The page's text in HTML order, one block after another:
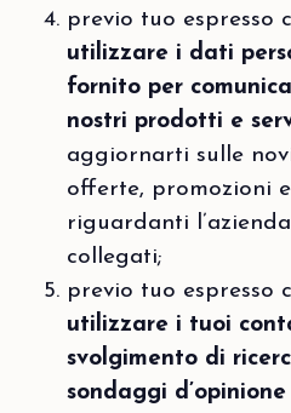
previo tuo espresso
utilizzare i dati
fornito per
nostri prodotti e
aggiornarti sulle
offerte, promozioni
riguardanti
collegati;
previo tuo espresso
utilizzare i tuoi
svolgimento di
sondaggi